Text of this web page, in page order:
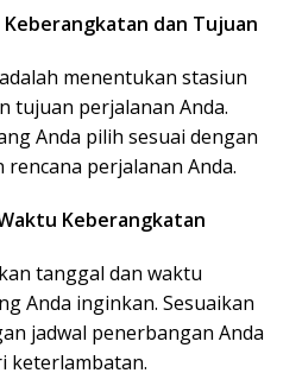
dan Tujuan
menentukan stasiun
tujuan perjalanan Anda.
Anda pilih sesuai dengan
rencana perjalanan Anda.
Keberangkatan
tanggal dan waktu
Anda inginkan. Sesuaikan
jadwal penerbangan Anda
keterlambatan.